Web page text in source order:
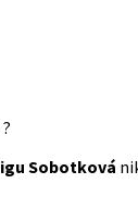
?
Sobotková